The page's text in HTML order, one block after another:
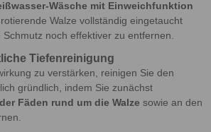
Wäsche mit Einweichfunktion
Walze vollständig eingetaucht
noch effektiver zu entfernen.
Tiefenreinigung
zu verstärken, reinigen Sie den
gründlich, indem Sie zunächst
Fäden rund um die Walze sowie an den